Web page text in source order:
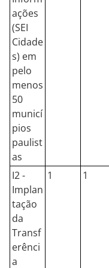
ações
(SEI
Cidade
s) em
pelo
menos
50
municí
pios
paulist
as
I2 -
Implan
tação
da
Transf
erênci
a
1 1